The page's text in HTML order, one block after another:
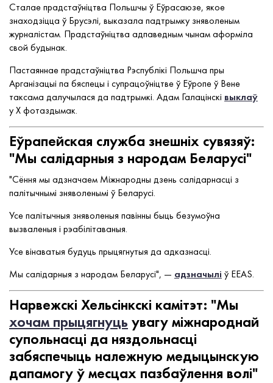
Сталае прадстаўніцтва Польшчы ў Еўрасаюзе, якое
знаходзіцца ў Брусэлі, выказала падтрымку зняволеным
журналістам. Прадстаўніцтва адпаведным чынам аформіла
свой будынак.
Пастаяннае прадстаўніцтва Рэспублікі Польшча пры
Арганізацыі па бяспецы і супрацоўніцтве ў Еўропе ў Вене
таксама далучылася да падтрымкі. Адам Галацінскі выклаў
у Х фотаздымак.
Еўрапейская служба знешніх сувязяў:
"Мы салідарныя з народам Беларусі"
"Сёння мы адзначаем Міжнародны дзень салідарнасці з
палітычнымі зняволенымі ў Беларусі.
Усе палітычныя зняволеныя павінны быць безумоўна
вызваленыя і рэабілітаваныя.
Усе вінаватыя будуць прыцягнутыя да адказнасці.
Мы салідарныя з народам Беларусі", — адзначылі ў EEAS.
Нарвежскі Хельсінкскі камітэт: "Мы
хочам прыцягнуць увагу міжнароднай
супольнасці да няздольнасці
забяспечыць належную медыцынскую
дапамогу ў месцах пазбаўлення волі"